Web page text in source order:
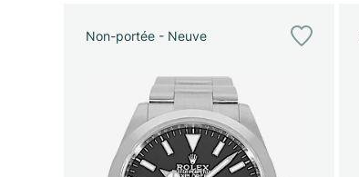
Non-portée - Neuve